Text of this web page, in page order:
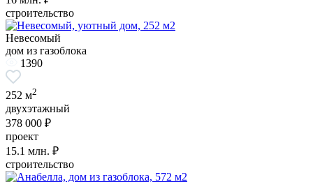
строительство
Невесомый
дом из газоблока
1390
252 м2
двухэтажный
378 000 ₽
проект
15.1 млн. ₽
строительство